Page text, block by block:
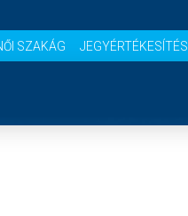
SZAKÁG JEGYÉRTÉKESÍTÉS